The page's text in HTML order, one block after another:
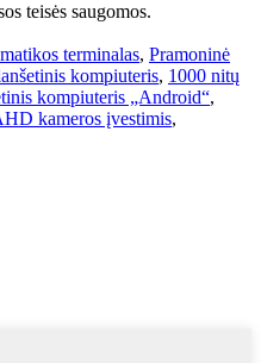
teisės saugomos.
terminalas, Pramoninė
kompiuteris, 1000 nitų
kompiuteris „Android“,
kameros įvestimis,